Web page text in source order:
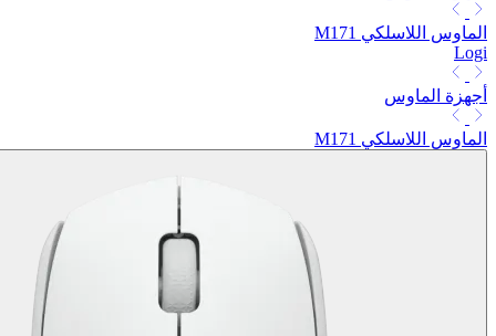
الماوس اللاسلكي M171
Logi
أجهزة الماوس
الماوس اللاسلكي M171